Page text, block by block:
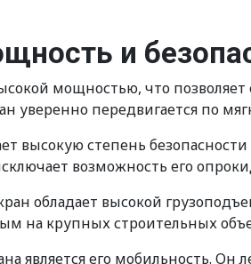
и
мощностью, что
уверенно передвигается по
высокую степень
возможность его
обладает высокой
на крупных строительных
является его мобильность.